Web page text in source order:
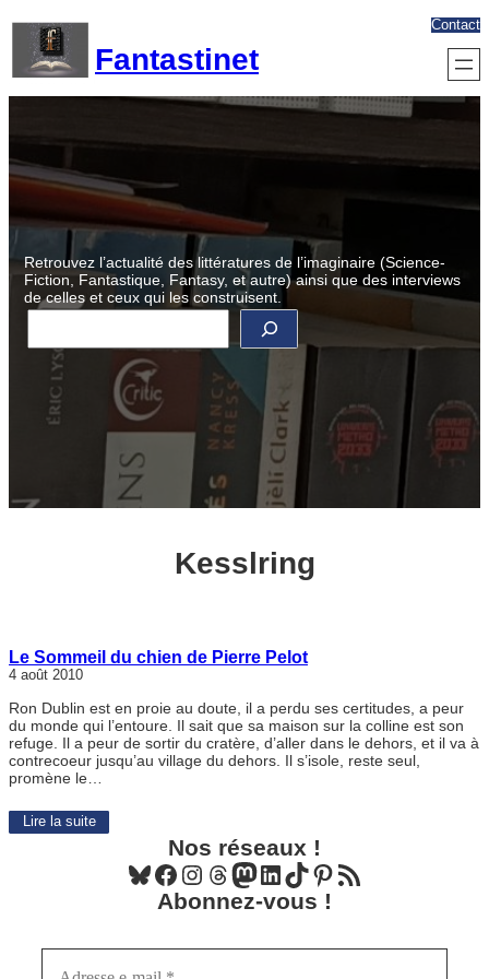
contenu
Fantastinet
Contact
Retrouvez l’actualité des littératures de l’imaginaire (Science-
Fiction, Fantastique, Fantasy, et autre) ainsi que des interviews
de celles et ceux qui les construisent.
R
c
Kesslring
Le Sommeil du chien de Pierre Pelot
4 août 2010
Ron Dublin est en proie au doute, il a perdu ses certitudes, a peur
du monde qui l’entoure. Il sait que sa maison sur la colline est son
refuge. Il a peur de sortir du cratère, d’aller dans le dehors, et il va à
contrecoeur jusqu’au village du dehors. Il s’isole, reste seul,
promène le…
Lire la suite
Nos réseaux !
Bluesky Facebook Instagram Threads Mastodon LinkedIn TikTok Pinterest Flux RSS
Abonnez-vous !